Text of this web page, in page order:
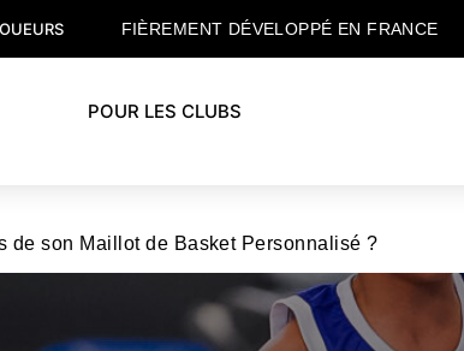
FIÈREMENT DÉVELOPPÉ EN FRANCE
POUR LES CLUBS
de son Maillot de Basket Personnalisé ?